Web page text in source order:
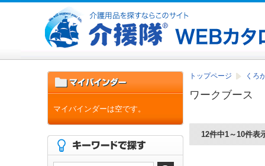
トップページ くろ
ワークブース
12件中1～10件表
マイバインダーは空です。